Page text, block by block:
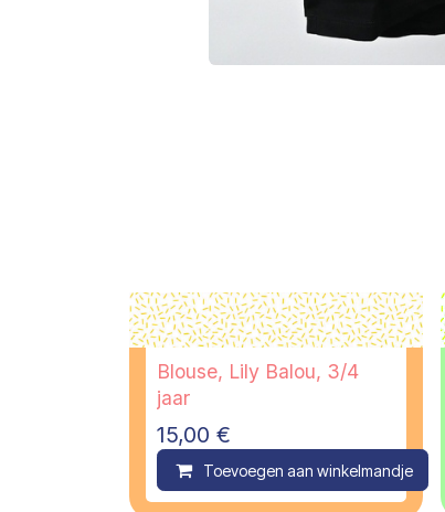
Blouse, Lily Balou, 3/4
jaar
15,00 €
Toevoegen aan winkelmandje